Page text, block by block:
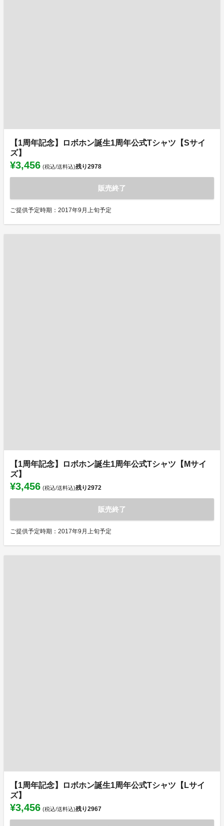
【1周年記念】ロボホン誕生1周年公式Tシャツ【Sサイ
ズ】
¥3,456 (税込/送料込)残り2978
販売終了
ご提供予定時期：2017年9月上旬予定
【1周年記念】ロボホン誕生1周年公式Tシャツ【Mサイ
ズ】
¥3,456 (税込/送料込)残り2972
販売終了
ご提供予定時期：2017年9月上旬予定
【1周年記念】ロボホン誕生1周年公式Tシャツ【Lサイ
ズ】
¥3,456 (税込/送料込)残り2967